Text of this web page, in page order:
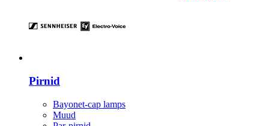
Pirnid
Bayonet-cap lamps
Muud